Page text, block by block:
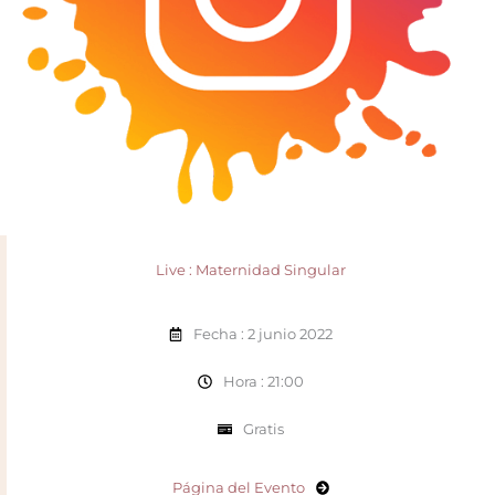
Live : Maternidad Singular
Fecha : 2 junio 2022
Hora : 21:00
Gratis
Página del Evento